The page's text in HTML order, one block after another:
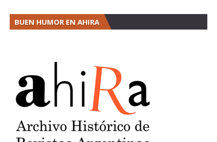
BUEN HUMOR EN AHIRA